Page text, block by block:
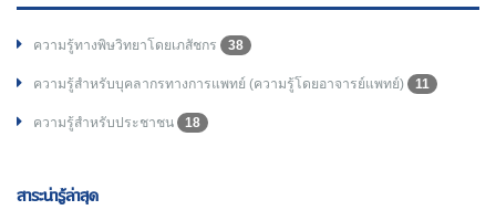
ความรู้ทางพิษวิทยาโดยเภสัชกร 38
ความรู้สำหรับบุคลากรทางการแพทย์ (ความรู้โดยอาจารย์แพทย์) 11
ความรู้สำหรับประชาชน 18
สาระน่ารู้ล่าสุด